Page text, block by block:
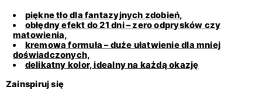
piękne tło dla fantazyjnych zdobień,
obłędny efekt do 21 dni – zero odprysków czy
matowienia,
kremowa formuła – duże ułatwienie dla mniej
doświadczonych,
delikatny kolor, idealny na każdą okazję
Zainspiruj się